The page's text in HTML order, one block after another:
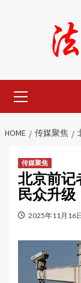
Menu
HOME 传媒聚焦
传媒聚焦
北京前记
民众升级
2025年11月16